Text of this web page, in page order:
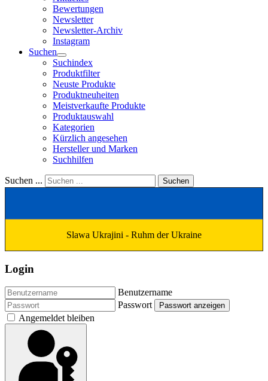
Bewertungen
Newsletter
Newsletter-Archiv
Instagram
Suchen
Suchindex
Produktfilter
Neuste Produkte
Produktneuheiten
Meistverkaufte Produkte
Produktauswahl
Kategorien
Kürzlich angesehen
Hersteller und Marken
Suchhilfen
Suchen ... Suchen
Slawa Ukrajini - Ruhm der Ukraine
Login
Benutzername
Passwort
Passwort anzeigen
Angemeldet bleiben